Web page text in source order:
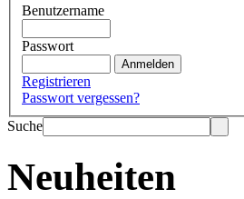
Benutzername
Passwort
Registrieren
Passwort vergessen?
Suche
Neuheiten